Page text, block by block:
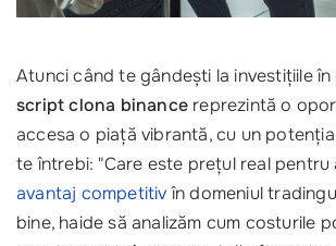
Atunci când te gândești la investițiile
script clona binance reprezintă o
accesa o piață vibrantă, cu un
te întrebi: "Care este prețul real pentru
avantaj competitivîn domeniul
bine, haide să analizăm cum costurile